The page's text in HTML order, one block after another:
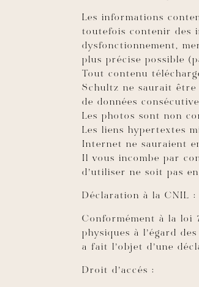
Les informations
toutefois contenir des
dysfonctionnement,
plus précise possible
Tout contenu
Schultz ne saurait être
de données
Les photos sont non
Les liens hypertextes
Internet ne sauraient
Il vous incombe par
d’utiliser ne soit pas
Déclaration à la CNIL :
Conformément à la loi
physiques à l’égard
a fait l’objet d’une
Droit d’accés :